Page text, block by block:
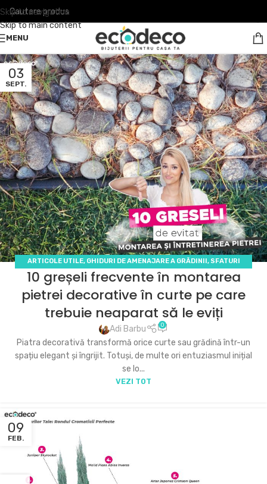
Skip to navigation
Skip to main content
MENU
03
SEPT.
ARTICOLE UTILE, GHIDURI DE AMENAJARE A GRĂDINII , SFATURI
PRACTICE ȘI DIY (DO IT YOURSELF)
10 greșeli frecvente în montarea
pietrei decorative în curte pe care
trebuie neaparat să le eviți
Adi Barbu 0
Piatra decorativă transformă orice curte sau grădină într-un
spațiu elegant și îngrijit. Totuși, de multe ori entuziasmul inițial
se lo...
VEZI TOT
09
FEB.